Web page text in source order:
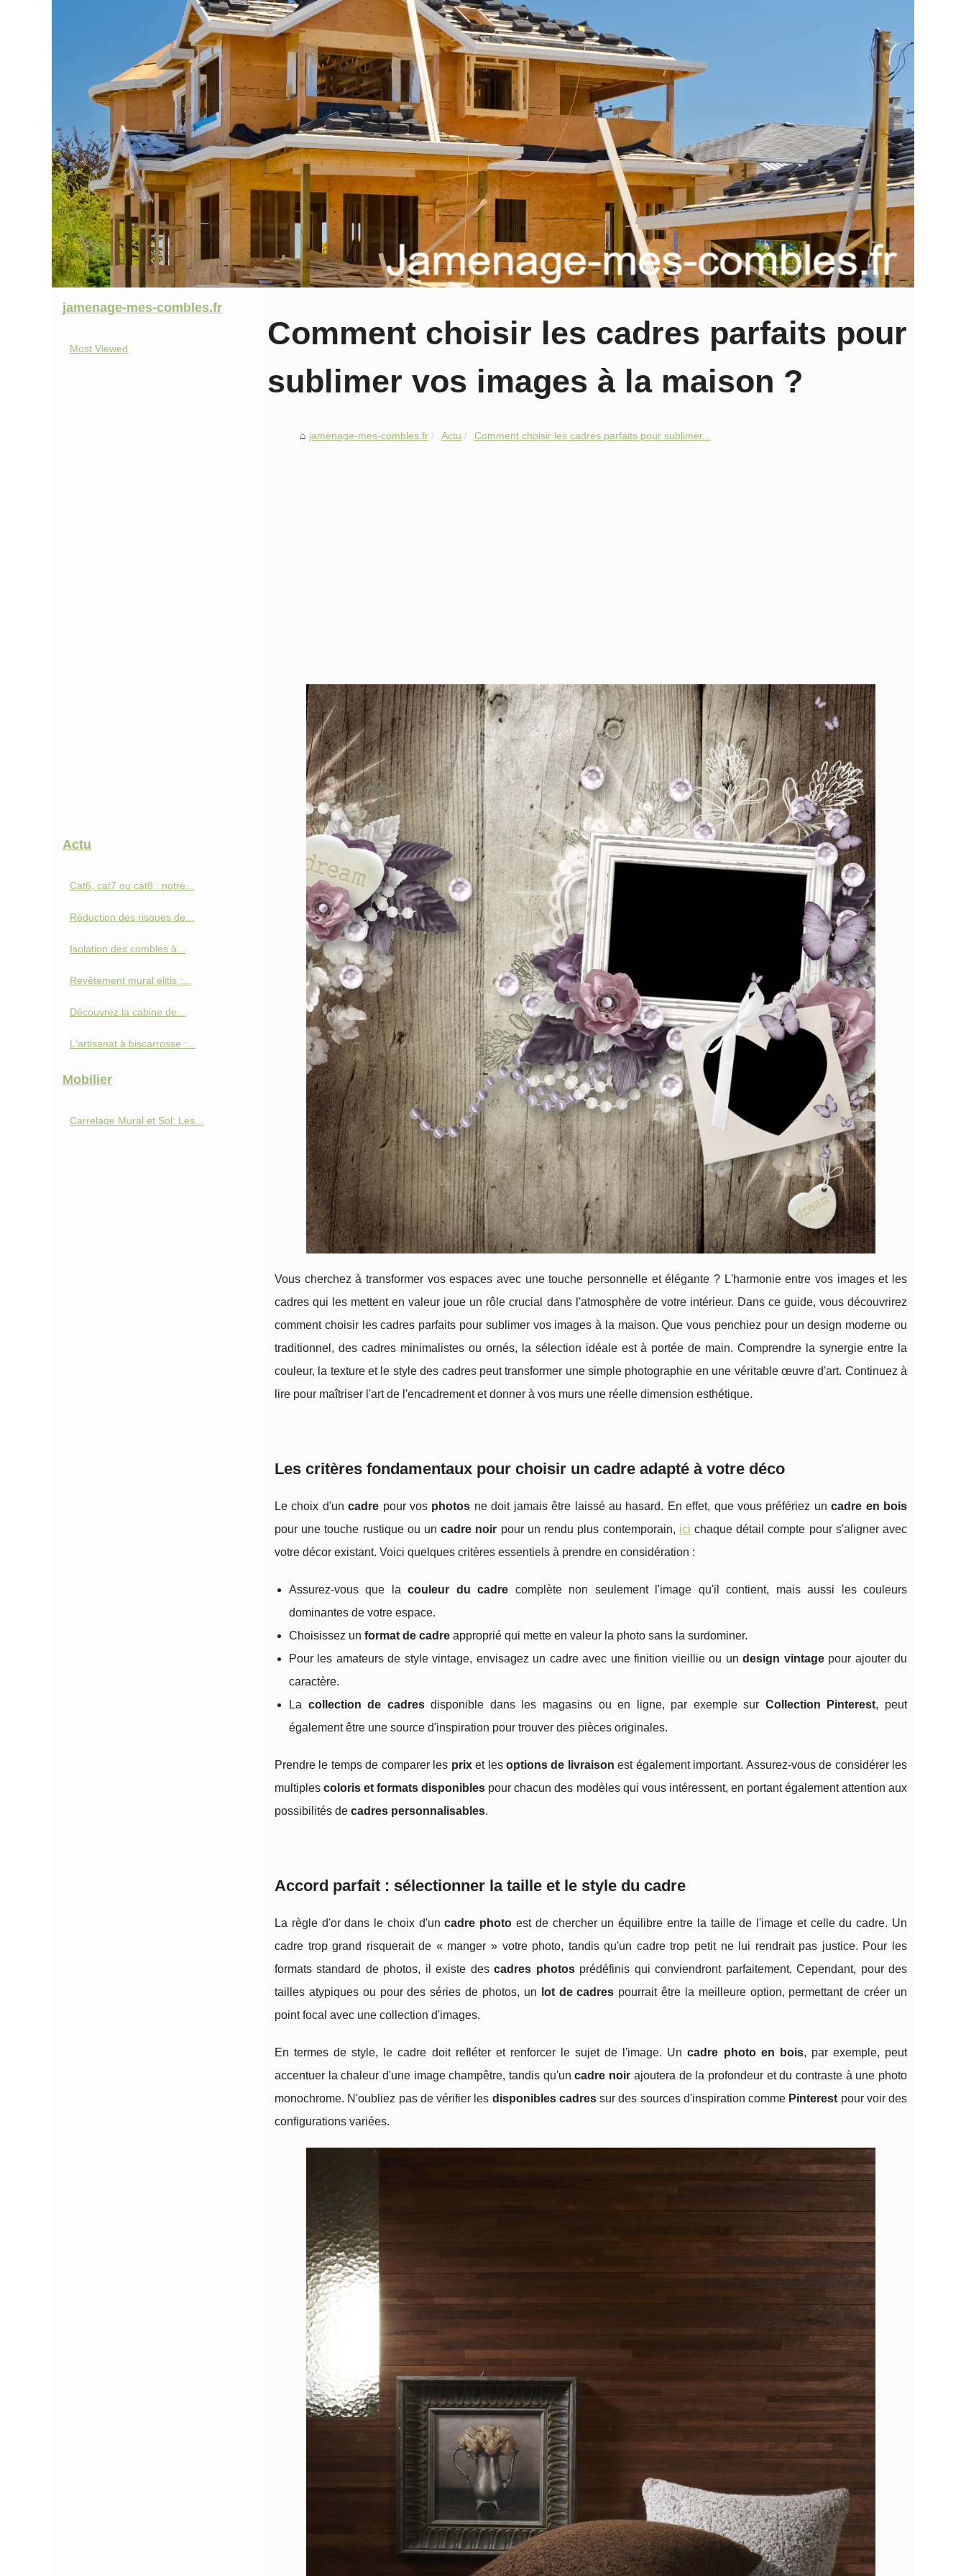
Comment choisir les cadres parfaits pour
sublimer vos images à la maison ?
jamenage-mes-combles.fr Actu Comment choisir les cadres parfaits pour sublimer...
Vous cherchez à transformer vos espaces avec une touche personnelle et élégante ? L'harmonie entre vos images et les
cadres qui les mettent en valeur joue un rôle crucial dans l'atmosphère de votre intérieur. Dans ce guide, vous découvrirez
comment choisir les cadres parfaits pour sublimer vos images à la maison. Que vous penchiez pour un design moderne ou
traditionnel, des cadres minimalistes ou ornés, la sélection idéale est à portée de main. Comprendre la synergie entre la
couleur, la texture et le style des cadres peut transformer une simple photographie en une véritable œuvre d'art. Continuez à
lire pour maîtriser l'art de l'encadrement et donner à vos murs une réelle dimension esthétique.
Les critères fondamentaux pour choisir un cadre adapté à votre déco
Le choix d'uncadre pour vos photos ne doit jamais être laissé au hasard. En effet, que vous préfériez uncadre en bois
pour une touche rustique ou uncadre noir pour un rendu plus contemporain, ici chaque détail compte pour s'aligner avec
votre décor existant. Voici quelques critères essentiels à prendre en considération :
Assurez-vous que lacouleur du cadre complète non seulement l'image qu'il contient, mais aussi les couleurs
dominantes de votre espace.
Choisissez un format de cadre approprié qui mette en valeur la photo sans la surdominer.
Pour les amateurs de style vintage, envisagez un cadre avec une finition vieillie ou undesign vintagepour ajouter du
caractère.
La collection de cadresdisponible dans les magasins ou en ligne, par exemple sur Collection Pinterest, peut
également être une source d'inspiration pour trouver des pièces originales.
Prendre le temps de comparer les prixet lesoptions de livraison est également important. Assurez-vous de considérer les
multiplescoloris et formats disponibles pour chacun des modèles qui vous intéressent, en portant également attention aux
possibilités de cadres personnalisables.
Accord parfait : sélectionner la taille et le style du cadre
La règle d'or dans le choix d'uncadre photo est de chercher un équilibre entre la taille de l'image et celle du cadre. Un
cadre trop grand risquerait de « manger » votre photo, tandis qu'un cadre trop petit ne lui rendrait pas justice. Pour les
formats standard de photos, il existe descadres photosprédéfinis qui conviendront parfaitement. Cependant, pour des
tailles atypiques ou pour des séries de photos, un
lot de cadres pourrait être la meilleure option, permettant de créer un
point focal avec une collection d'images.
En termes de style, le cadre doit refléter et renforcer le sujet de l'image. Uncadre photo en bois, par exemple, peut
accentuer la chaleur d'une image champêtre, tandis qu'uncadre noir ajoutera de la profondeur et du contraste à une photo
monochrome. N'oubliez pas de vérifier les disponibles cadressur des sources d'inspiration comme Pinterest pour voir des
configurations variées.
jamenage-mes-combles.fr
Most Viewed
Actu
Cat6, cat7 ou cat8 : notre...
Réduction des risques de...
Isolation des combles à...
Revêtement mural elitis :...
Découvrez la cabine de...
L'artisanat à biscarrosse :...
Mobilier
Carrelage Mural et Sol: Les...